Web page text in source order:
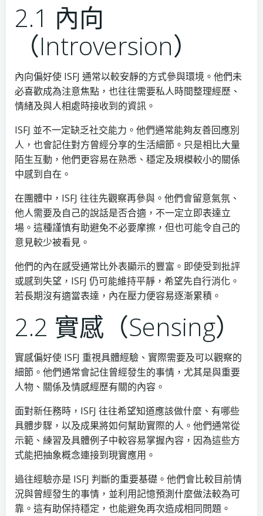
2.1 內向
（Introversion）
內向偏好使 ISFJ 通常以較安靜的方式參與環境。他們未
必喜歡成為注意焦點，也往往需要私人時間整理經歷、
情緒及與人相處時接收到的資訊。
ISFJ 並不一定缺乏社交能力。他們通常能夠友善回應別
人，也會記住對方曾經分享的生活細節。只是相比大量
陌生互動，他們更容易在熟悉、穩定及規模較小的關係
中感到自在。
在團體中，ISFJ 往往先觀察再參與。他們會留意氣氛、
他人需要及自己的說話是否合適，不一定立即表達立
場。這種謹慎有助避免不必要摩擦，但也可能令自己的
意見較少被看見。
他們的內在感受通常比外表顯示的豐富。即使受到批評
或感到失望，ISFJ 仍可能維持平靜，希望先自行消化。
若長期沒有適當表達，內在壓力便容易逐漸累積。
2.2 實感（Sensing）
實感偏好使 ISFJ 重視具體經驗、實際需要及可以觀察的
細節。他們通常會記住曾經發生的事情，尤其是與重要
人物、關係及情感經歷有關的內容。
面對新任務時，ISFJ 往往希望知道應該做什麼、有哪些
具體步驟，以及成果將如何幫助實際的人。他們通常從
示範、練習及具體例子中較容易掌握內容，因為這些方
式能把抽象概念連接到現實應用。
過往經驗亦是 ISFJ 判斷的重要基礎。他們會比較目前情
況與曾經發生的事情，並利用記憶預測什麼做法較為可
靠。這有助保持穩定，也能避免再次造成相同問題。